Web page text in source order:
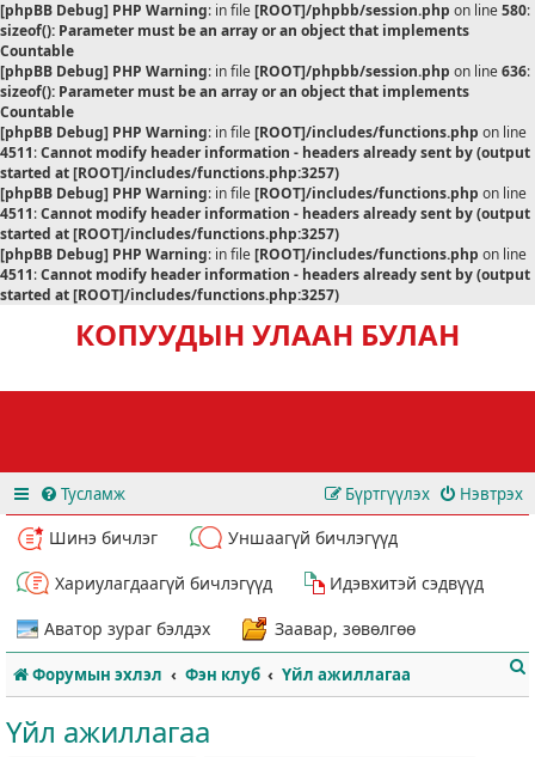
[phpBB Debug] PHP Warning: in file[ROOT]/phpbb/session.php on line580:
sizeof(): Parameter must be an array or an object that implements
Countable
[phpBB Debug] PHP Warning: in file[ROOT]/phpbb/session.php on line636:
sizeof(): Parameter must be an array or an object that implements
Countable
[phpBB Debug] PHP Warning: in file[ROOT]/includes/functions.php on line
4511:Cannot modify header information - headers already sent by (output
started at [ROOT]/includes/functions.php:3257)
[phpBB Debug] PHP Warning: in file[ROOT]/includes/functions.php on line
4511:Cannot modify header information - headers already sent by (output
started at [ROOT]/includes/functions.php:3257)
[phpBB Debug] PHP Warning: in file[ROOT]/includes/functions.php on line
4511:Cannot modify header information - headers already sent by (output
started at [ROOT]/includes/functions.php:3257)
КОПУУДЫН УЛААН БУЛАН
Тусламж Нэвтрэх
Бүртгүүлэх
Шинэ бичлэг
Уншаагүй бичлэгүүд
Хариулагдаагүй бичлэгүүд
Идэвхитэй сэдвүүд
Аватор зураг бэлдэх
Заавар, зөвөлгөө
Форумын эхлэл Фэн клуб Үйл ажиллагаа
Үйл ажиллагаа